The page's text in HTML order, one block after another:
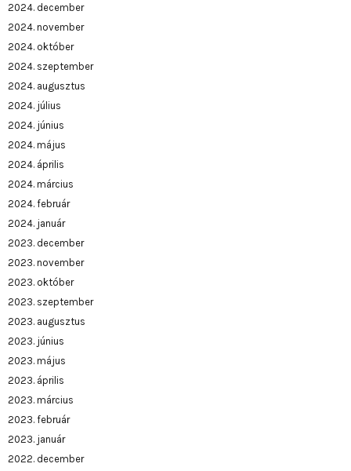
2024. december
2024. november
2024. október
2024. szeptember
2024. augusztus
2024. július
2024. június
2024. május
2024. április
2024. március
2024. február
2024. január
2023. december
2023. november
2023. október
2023. szeptember
2023. augusztus
2023. június
2023. május
2023. április
2023. március
2023. február
2023. január
2022. december